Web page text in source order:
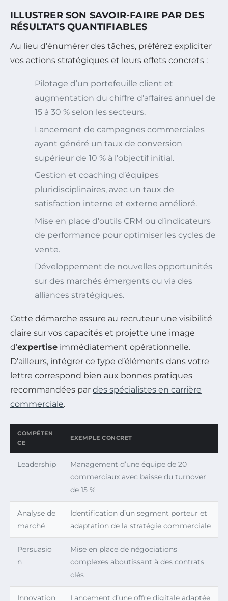
ILLUSTRER SON SAVOIR-FAIRE PAR DES
RÉSULTATS QUANTIFIABLES
Au lieu d’énumérer des tâches, préférez expliciter
vos actions stratégiques et leurs effets concrets :
Pilotage d’un portefeuille client et
augmentation du chiffre d’affaires annuel de
15 à 30 % selon les secteurs.
Lancement de campagnes commerciales
ayant généré un taux de conversion
supérieur de 10 % à l’objectif initial.
Gestion et coaching d’équipes
pluridisciplinaires, avec un taux de
satisfaction interne et externe amélioré.
Mise en place d’outils CRM ou d’indicateurs
de performance pour optimiser les cycles de
vente.
Développement de nouvelles opportunités
sur des marchés émergents ou via des
alliances stratégiques.
Cette démarche assure au recruteur une visibilité
claire sur vos capacités et projette une image
d’expertise immédiatement opérationnelle.
D’ailleurs, intégrer ce type d’éléments dans votre
lettre correspond bien aux bonnes pratiques
recommandées par des spécialistes en carrière
commerciale.
COMPÉTEN
CE
EXEMPLE CONCRET
Leadership
Management d’une équipe de 20
commerciaux avec baisse du turnover
de 15 %
Analyse de
marché
Identification d’un segment porteur et
adaptation de la stratégie commerciale
Persuasio
n
Mise en place de négociations
complexes aboutissant à des contrats
clés
Innovation Lancement d’une offre digitale adaptée